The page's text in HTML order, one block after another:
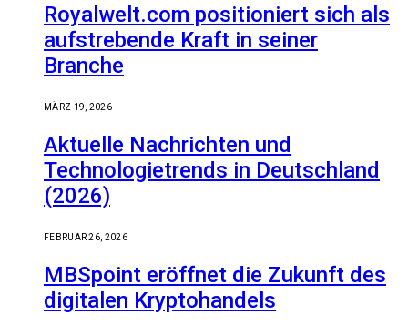
Royalwelt.com positioniert sich als
aufstrebende Kraft in seiner
Branche
MÄRZ 19, 2026
Aktuelle Nachrichten und
Technologietrends in Deutschland
(2026)
FEBRUAR 26, 2026
MBSpoint eröffnet die Zukunft des
digitalen Kryptohandels